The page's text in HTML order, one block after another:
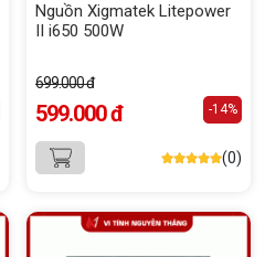
Nguồn Xigmatek Litepower
II i650 500W
699.000 đ
599.000 đ -14%
(0)